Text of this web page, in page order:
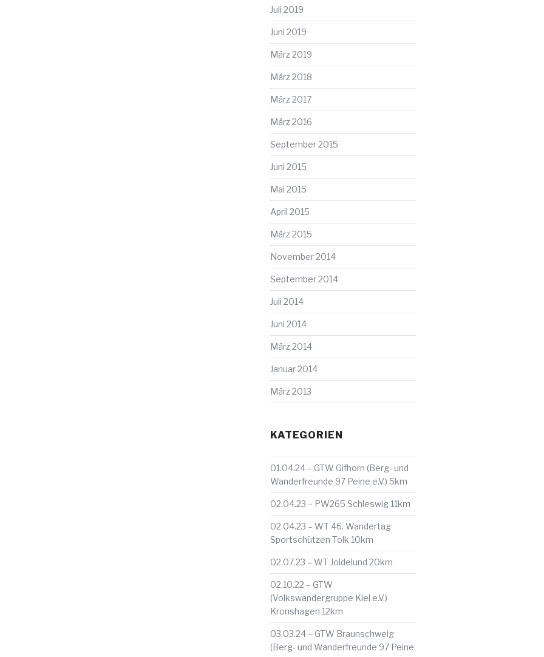
Juli 2019
Juni 2019
März 2019
März 2018
März 2017
März 2016
September 2015
Juni 2015
Mai 2015
April 2015
März 2015
November 2014
September 2014
Juli 2014
Juni 2014
März 2014
Januar 2014
März 2013
KATEGORIEN
01.04.24 – GTW Gifhorn (Berg- und
Wanderfreunde 97 Peine e.V.) 5km
02.04.23 – PW265 Schleswig 11km
02.04.23 – WT 46. Wandertag
Sportschützen Tolk 10km
02.07.23 – WT Joldelund 20km
02.10.22 – GTW
(Volkswandergruppe Kiel e.V.)
Kronshagen 12km
03.03.24 – GTW Braunschweig
(Berg- und Wanderfreunde 97 Peine